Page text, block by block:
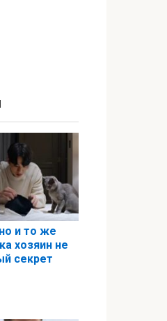
и то же
хозяин не
секрет